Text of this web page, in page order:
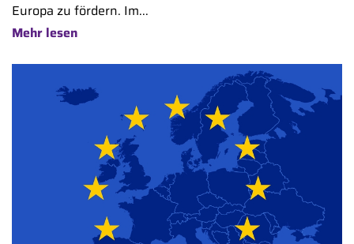
Europa zu fördern. Im...
Mehr lesen